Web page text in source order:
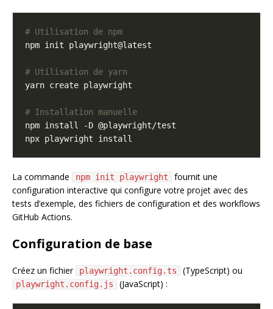
# Utilisation de npm
# Utilisation de yarn
# Installation manuelle
La commande npm init playwright
fournit une
configuration interactive qui configure votre projet avec des
tests d’exemple, des fichiers de configuration et des workflows
GitHub Actions.
Configuration de base
Créez un fichier playwright.config.ts (TypeScript) ou
playwright.config.js (JavaScript) :